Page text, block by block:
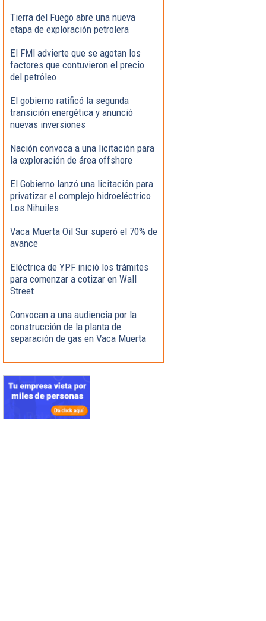
Tierra del Fuego abre una nueva
etapa de exploración petrolera
El FMI advierte que se agotan los
factores que contuvieron el precio
del petróleo
El gobierno ratificó la segunda
transición energética y anunció
nuevas inversiones
Nación convoca a una licitación para
la exploración de área offshore
El Gobierno lanzó una licitación para
privatizar el complejo hidroeléctrico
Los Nihuiles
Vaca Muerta Oil Sur superó el 70% de
avance
Eléctrica de YPF inició los trámites
para comenzar a cotizar en Wall
Street
Convocan a una audiencia por la
construcción de la planta de
separación de gas en Vaca Muerta